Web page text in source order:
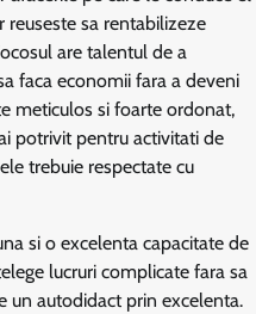
sa rentabilizeze
are talentul de a
faca economii fara a deveni
meticulos si foarte ordonat,
potrivit pentru activitati de
trebuie respectate cu
si o excelenta capacitate de
lucruri complicate fara sa
un autodidact prin excelenta.